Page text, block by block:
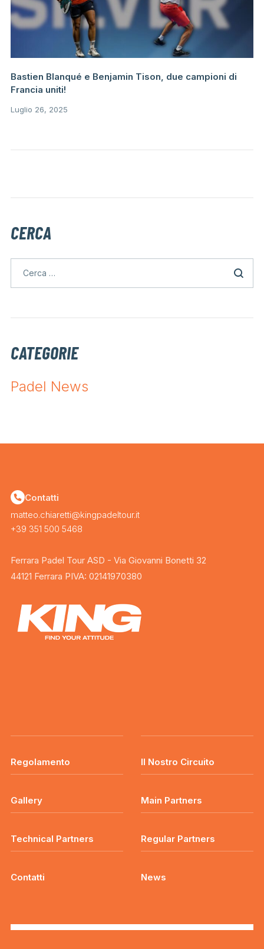
Bastien Blanqué e Benjamin Tison, due campioni di
Francia uniti!
Luglio 26, 2025
CERCA
CATEGORIE
Padel News
Contatti
matteo.chiaretti@kingpadeltour.it
+39 351 500 5468
Ferrara Padel Tour ASD - Via Giovanni Bonetti 32
44121 Ferrara PIVA: 02141970380
Regolamento Il Nostro Circuito
Gallery Main Partners
Technical Partners Regular Partners
Contatti News